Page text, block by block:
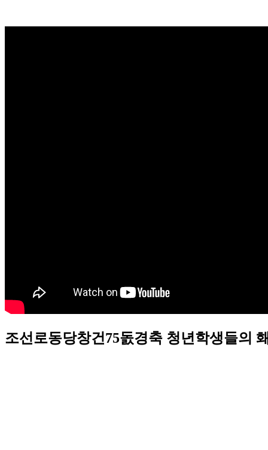
조선로동당창건75돐경축 청년학생들의